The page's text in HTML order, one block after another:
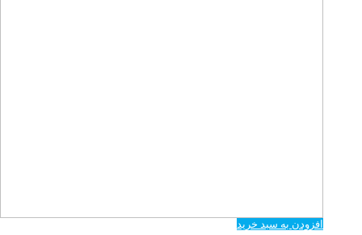
افزودن به سبد خرید